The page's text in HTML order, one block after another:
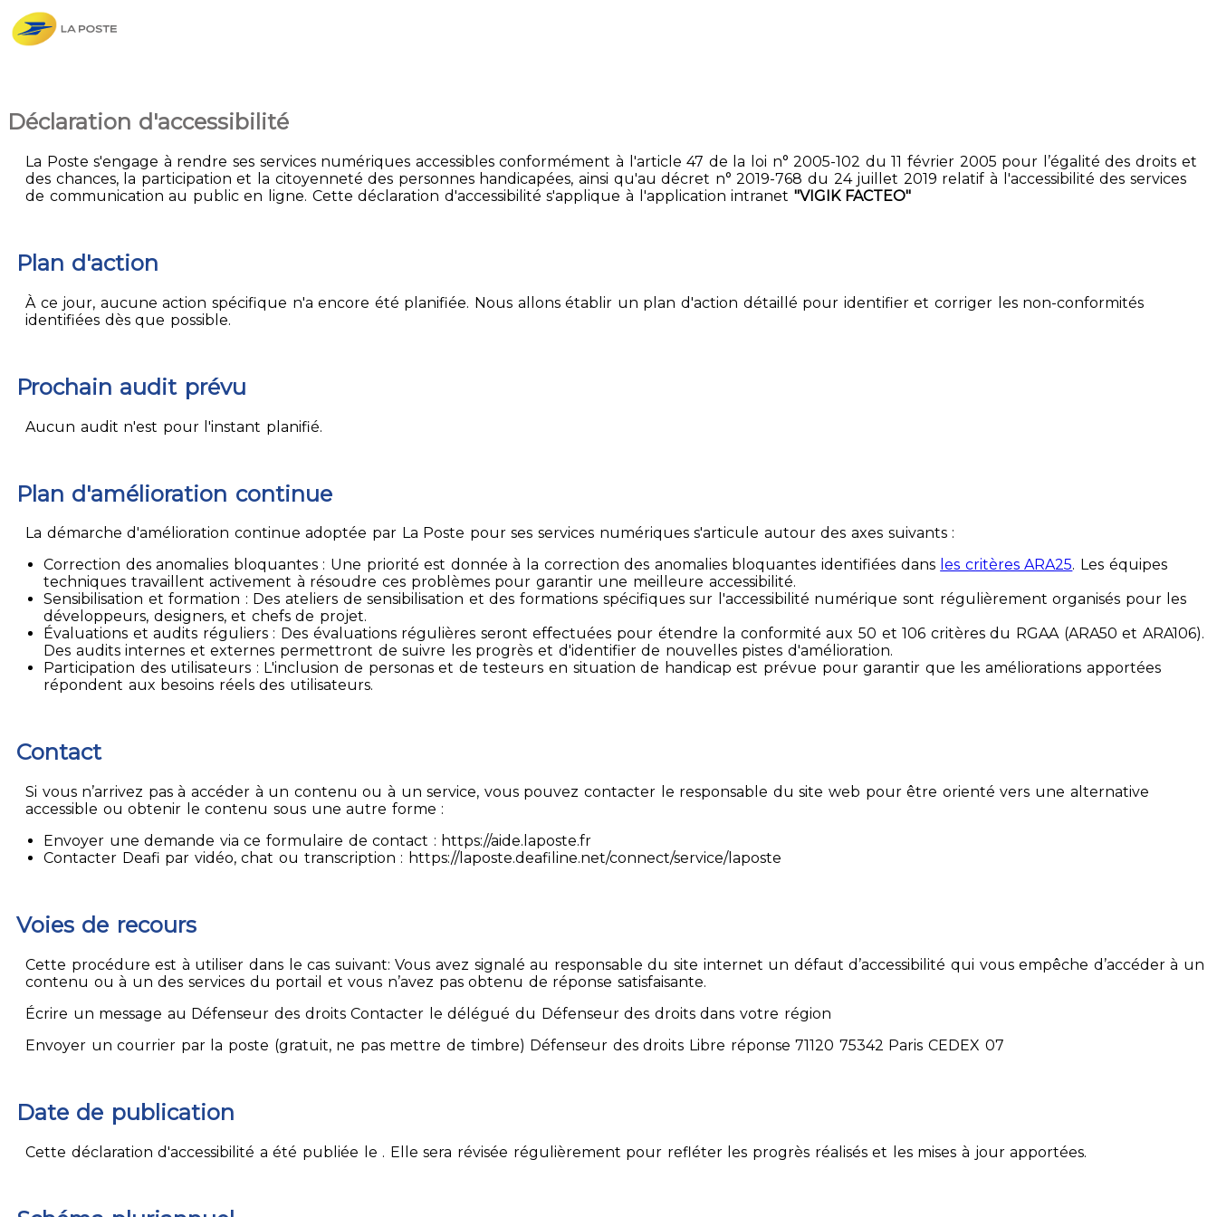
Déclaration d'accessibilité
La Poste s'engage à rendre ses services numériques accessibles conformément à l'article 47 de la loi n° 2005-102 du 11 février 2005 pour l’égalité des droits et
des chances, la participation et la citoyenneté des personnes handicapées, ainsi qu'au décret n° 2019-768 du 24 juillet 2019 relatif à l'accessibilité des services
de communication au public en ligne. Cette déclaration d'accessibilité s'applique à l'application intranet "VIGIK FACTEO"
Plan d'action
À ce jour, aucune action spécifique n'a encore été planifiée. Nous allons établir un plan d'action détaillé pour identifier et corriger les non-conformités
identifiées dès que possible.
Prochain audit prévu
Aucun audit n'est pour l'instant planifié.
Plan d'amélioration continue
La démarche d'amélioration continue adoptée par La Poste pour ses services numériques s'articule autour des axes suivants :
Correction des anomalies bloquantes : Une priorité est donnée à la correction des anomalies bloquantes identifiées dans les critères ARA25. Les équipes
techniques travaillent activement à résoudre ces problèmes pour garantir une meilleure accessibilité.
Sensibilisation et formation : Des ateliers de sensibilisation et des formations spécifiques sur l'accessibilité numérique sont régulièrement organisés pour les
développeurs, designers, et chefs de projet.
Évaluations et audits réguliers : Des évaluations régulières seront effectuées pour étendre la conformité aux 50 et 106 critères du RGAA (ARA50 et ARA106).
Des audits internes et externes permettront de suivre les progrès et d'identifier de nouvelles pistes d'amélioration.
Participation des utilisateurs : L'inclusion de personas et de testeurs en situation de handicap est prévue pour garantir que les améliorations apportées
répondent aux besoins réels des utilisateurs.
Contact
Si vous n’arrivez pas à accéder à un contenu ou à un service, vous pouvez contacter le responsable du site web pour être orienté vers une alternative
accessible ou obtenir le contenu sous une autre forme :
Envoyer une demande via ce formulaire de contact : https://aide.laposte.fr
Contacter Deafi par vidéo, chat ou transcription : https://laposte.deafiline.net/connect/service/laposte
Voies de recours
Cette procédure est à utiliser dans le cas suivant: Vous avez signalé au responsable du site internet un défaut d’accessibilité qui vous empêche d’accéder à un
contenu ou à un des services du portail et vous n’avez pas obtenu de réponse satisfaisante.
Écrire un message au Défenseur des droits Contacter le délégué du Défenseur des droits dans votre région
Envoyer un courrier par la poste (gratuit, ne pas mettre de timbre) Défenseur des droits Libre réponse 71120 75342 Paris CEDEX 07
Date de publication
Cette déclaration d'accessibilité a été publiée le . Elle sera révisée régulièrement pour refléter les progrès réalisés et les mises à jour apportées.